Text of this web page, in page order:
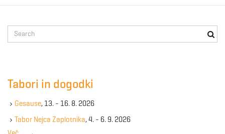
e
e
y
w
Tabori in dogodki
Gesause, 13. - 16. 8. 2026
Tabor Nejca Zaplotnika, 4. - 6. 9. 2026